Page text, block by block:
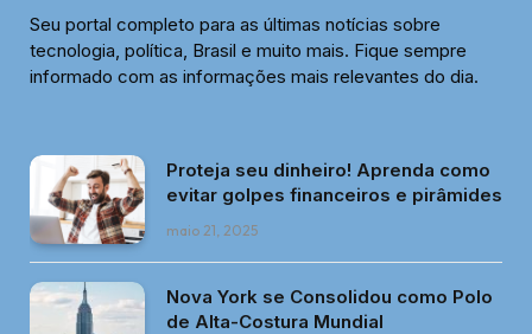
Seu portal completo para as últimas notícias sobre
tecnologia, política, Brasil e muito mais. Fique sempre
informado com as informações mais relevantes do dia.
Proteja seu dinheiro! Aprenda como
evitar golpes financeiros e pirâmides
maio 21, 2025
Nova York se Consolidou como Polo
de Alta-Costura Mundial